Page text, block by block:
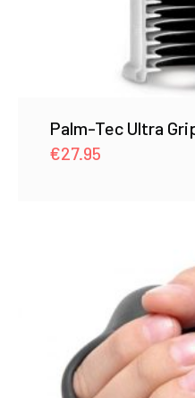
Palm-Tec Ultra
€27.95